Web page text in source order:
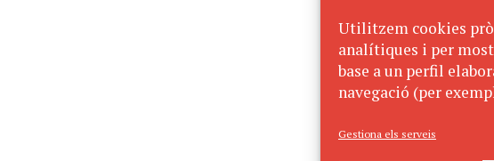
Utilitzem cookies
analítiques i per
base a un perfil
navegació (per
Gestiona els serveis